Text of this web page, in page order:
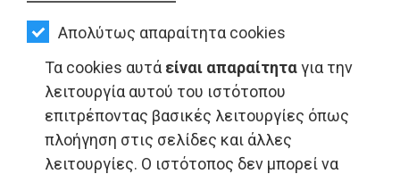
Απολύτως απαραίτητα cookies
Τα cookies αυτά είναι απαραίτηταγια την
λειτουργία αυτού του ιστότοπου
επιτρέποντας βασικές λειτουργίες όπως
πλοήγηση στις σελίδες και άλλες
λειτουργίες. Ο ιστότοπος δεν μπορεί να
ΟΙΚΟΝΟΜΙΑ
ΑΘΛΗΤΙΣΜΟΣ
ΠΟΛΙΤΙΣΜΟΣ
ΣΠΙΤΙ-
ΚΗΠΟΣ
ΤΟΠΙΚΗ ΑΥΤΟΔΙΟΙΚΗΣΗ - Μαραθώνας